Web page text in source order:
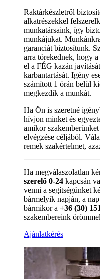
Raktárkészletről
alkatrészekkel
munkatársaink, így
munkájukat.
garanciát biztosítunk.
arra törekednek, hogy
el a FÉG kazán
karbantartását. Igény
számított 1 órán belül
megkezdik a munkát.
Ha Ön is szeretné
hívjon minket és
amikor
elvégzése céljából.
remek szakértelmet,
Ha megválaszolatlan
szerelő 0-24 kapcsán
venni a segítségünket
bármelyik napján, a nap
bármikor a +36 (30)
szakembereink
Ajánlatkérés